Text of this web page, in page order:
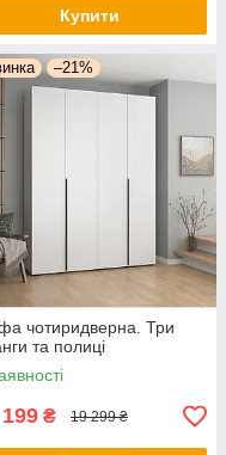
Купити
–21%
чотиридверна. Три
та полиці
₴ 19 299 ₴